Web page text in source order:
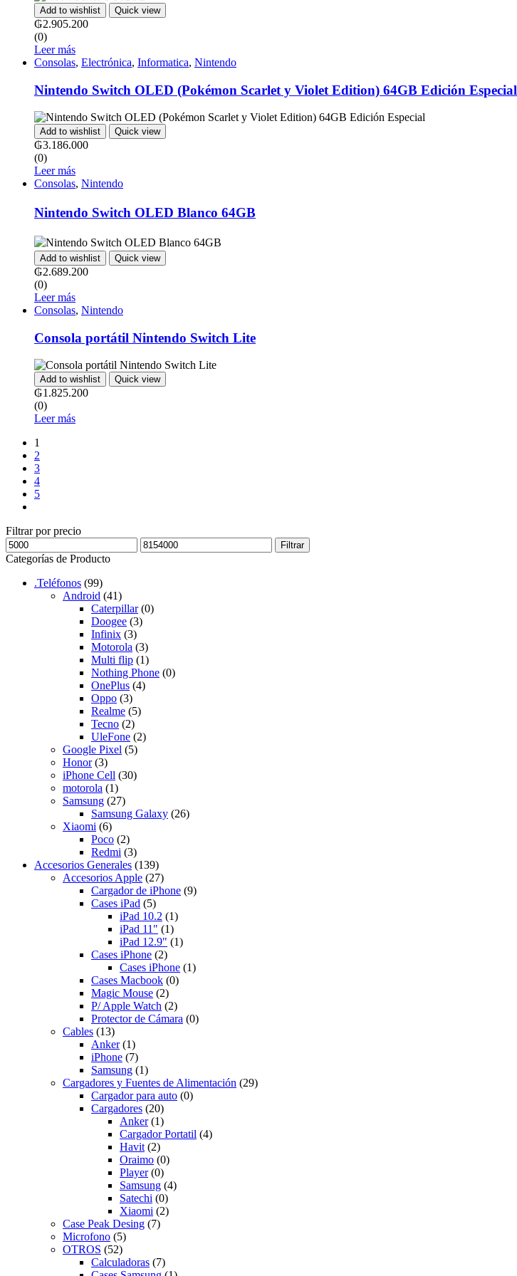
Add to wishlist Quick view
₲2.905.200
(0)
Leer más
Consolas, Electrónica, Informatica, Nintendo
Nintendo Switch OLED (Pokémon Scarlet y Violet Edition) 64GB Edición Especial
Add to wishlist Quick view
₲3.186.000
(0)
Leer más
Consolas, Nintendo
Nintendo Switch OLED Blanco 64GBㅤㅤㅤㅤㅤㅤㅤㅤㅤㅤㅤㅤㅤㅤㅤㅤㅤㅤㅤㅤㅤㅤㅤㅤㅤㅤㅤ
Add to wishlist Quick view
₲2.689.200
(0)
Leer más
Consolas, Nintendo
Consola portátil Nintendo Switch Lite
Add to wishlist Quick view
₲1.825.200
(0)
Leer más
1
2
3
4
5
Filtrar por precio
Precio
mínimo
Precio
máximo
Filtrar
Categorías de Producto
.Teléfonos (99)
Android (41)
Caterpillar (0)
Doogee (3)
Infinix (3)
Motorola (3)
Multi flip (1)
Nothing Phone (0)
OnePlus (4)
Oppo (3)
Realme (5)
Tecno (2)
UleFone (2)
Google Pixel (5)
Honor (3)
iPhone Cell (30)
motorola (1)
Samsung (27)
Samsung Galaxy (26)
Xiaomi (6)
Poco (2)
Redmi (3)
Accesorios Generales (139)
Accesorios Apple (27)
Cargador de iPhone (9)
Cases iPad (5)
iPad 10.2 (1)
iPad 11" (1)
iPad 12.9" (1)
Cases iPhone (2)
Cases iPhone (1)
Cases Macbook (0)
Magic Mouse (2)
P/ Apple Watch (2)
Protector de Cámara (0)
Cables (13)
Anker (1)
iPhone (7)
Samsung (1)
Cargadores y Fuentes de Alimentación (29)
Cargador para auto (0)
Cargadores (20)
Anker (1)
Cargador Portatil (4)
Havit (2)
Oraimo (0)
Player (0)
Samsung (4)
Satechi (0)
Xiaomi (2)
Case Peak Desing (7)
Microfono (5)
OTROS (52)
Calculadoras (7)